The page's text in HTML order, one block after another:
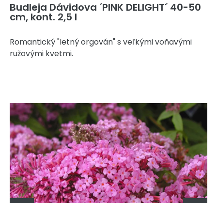
Budleja Dávidova ´PINK DELIGHT´ 40-50
cm, kont. 2,5 l
Romantický "letný orgován" s veľkými voňavými
ružovými kvetmi.